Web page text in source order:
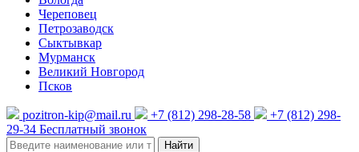
Череповец
Петрозаводск
Сыктывкар
Мурманск
Великий Новгород
Псков
pozitron-kip@mail.ru +7 (812) 298-28-58
+7 (812) 298-
29-34 Бесплатный звонок
Найти